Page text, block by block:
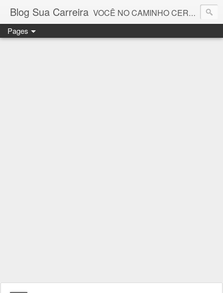
Blog Sua Carreira VOCÊ NO CAMINHO CERTO! 🤓💻🚀
Pages